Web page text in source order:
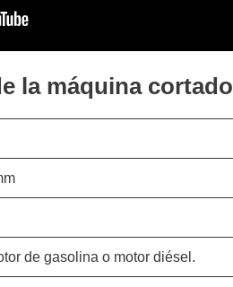
la máquina
de gasolina o motor diésel.